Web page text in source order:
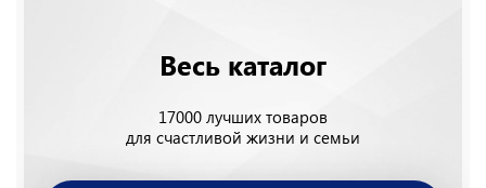
Весь каталог
17000 лучших товаров
для счастливой жизни и семьи